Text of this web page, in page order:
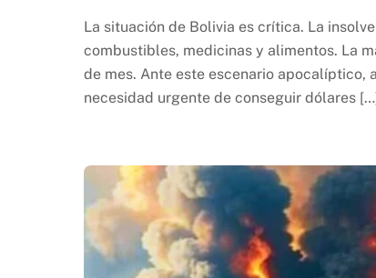
La situación de Bolivia es crítica. La
combustibles, medicinas y alimentos. La
de mes. Ante este escenario apocalíptico,
necesidad urgente de conseguir dólares